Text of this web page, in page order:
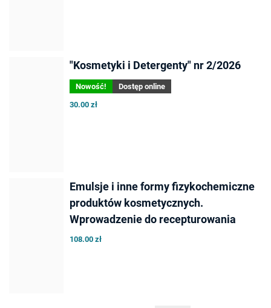
"Kosmetyki i Detergenty" nr 2/2026
Nowość!
Dostęp online
30.00 zł
Emulsje i inne formy fizykochemiczne
produktów kosmetycznych.
Wprowadzenie do recepturowania
108.00 zł